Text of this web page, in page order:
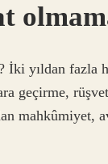
yıldan fazla
geçirme,
mahkûmiyet,